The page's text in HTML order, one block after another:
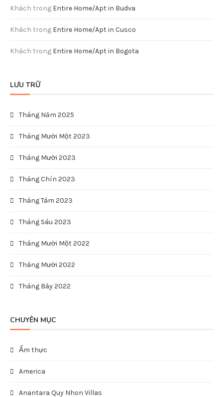
Khách trong Entire Home/Apt in Budva
Khách trong Entire Home/Apt in Cusco
Khách trong Entire Home/Apt in Bogota
LƯU TRỮ
Tháng Năm 2025
Tháng Mười Một 2023
Tháng Mười 2023
Tháng Chín 2023
Tháng Tám 2023
Tháng Sáu 2023
Tháng Mười Một 2022
Tháng Mười 2022
Tháng Bảy 2022
CHUYÊN MỤC
Ẩm thực
America
Anantara Quy Nhon Villas